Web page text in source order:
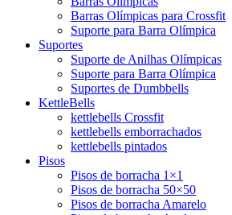
Barras Olímpicas para Crossfit
Suporte para Barra Olímpica
Suportes
Suporte de Anilhas Olímpicas
Suporte para Barra Olímpica
Suportes de Dumbbells
KettleBells
kettlebells Crossfit
kettlebells emborrachados
kettlebells pintados
Pisos
Pisos de borracha 1×1
Pisos de borracha 50×50
Pisos de borracha Amarelo